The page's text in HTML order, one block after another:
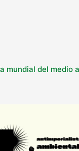
mundial del medio